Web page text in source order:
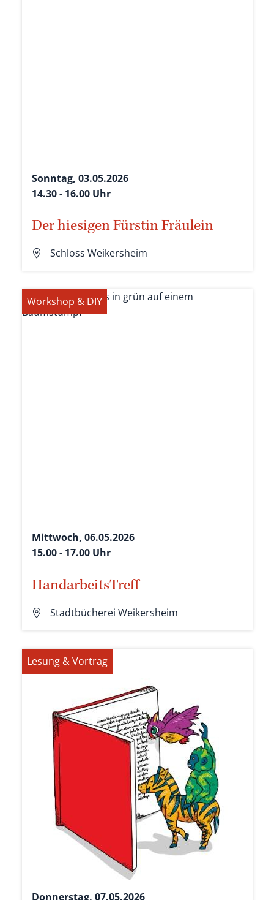
Sonntag, 03.05.2026
14.30 - 16.00 Uhr
Der hiesigen Fürstin Fräulein
Schloss Weikersheim
Workshop & DIY
Mittwoch, 06.05.2026
15.00 - 17.00 Uhr
HandarbeitsTreff
Stadtbücherei Weikersheim
Lesung & Vortrag
Donnerstag, 07.05.2026